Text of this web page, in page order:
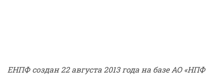
ЕНПФ создан 22 августа 2013 года на базе АО «НПФ